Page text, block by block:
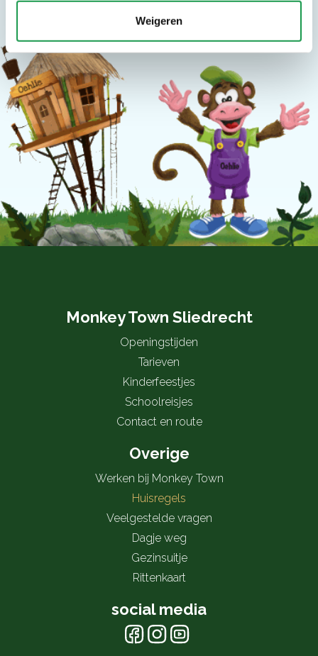
Weigeren
Monkey Town Sliedrecht
Openingstijden
Tarieven
Kinderfeestjes
Schoolreisjes
Contact en route
Overige
Werken bij Monkey Town
Huisregels
Veelgestelde vragen
Dagje weg
Gezinsuitje
Rittenkaart
social media